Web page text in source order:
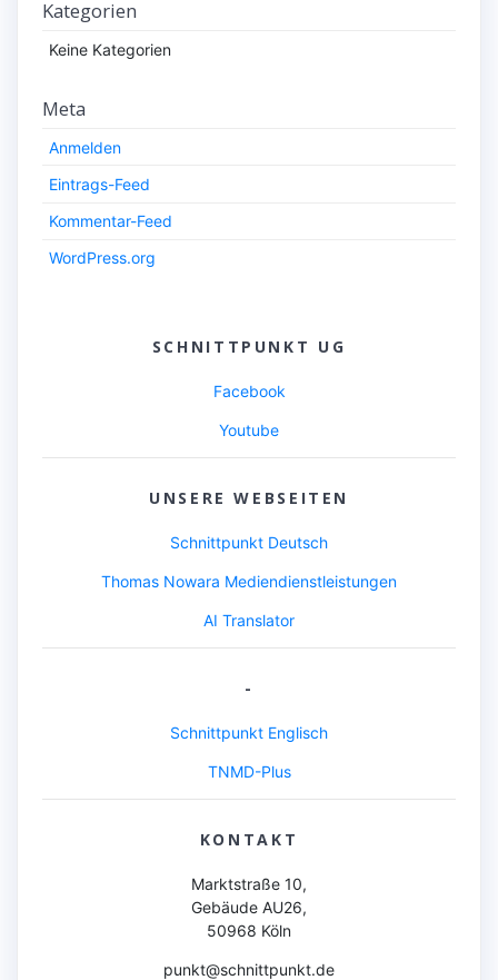
Kategorien
Keine Kategorien
Meta
Anmelden
Eintrags-Feed
Kommentar-Feed
WordPress.org
SCHNITTPUNKT UG
Facebook
Youtube
UNSERE WEBSEITEN
Schnittpunkt Deutsch
Thomas Nowara Mediendienstleistungen
AI Translator
-
Schnittpunkt Englisch
TNMD-Plus
KONTAKT
Marktstraße 10,
Gebäude AU26,
50968 Köln
punkt@schnittpunkt.de